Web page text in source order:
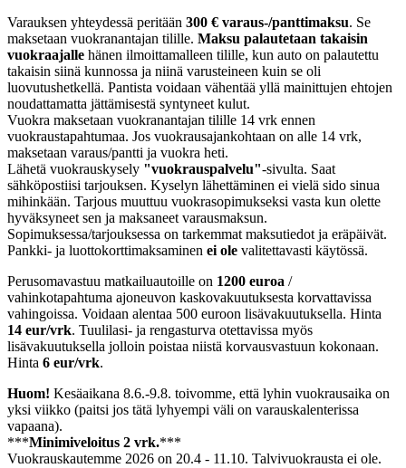
Varauksen yhteydessä peritään 300 € varaus-/panttimaksu. Se
maksetaan vuokranantajan tilille. Maksu palautetaan takaisin
vuokraajalle hänen ilmoittamalleen tilille, kun auto on palautettu
takaisin siinä kunnossa ja niinä varusteineen kuin se oli
luovutushetkellä. Pantista voidaan vähentää yllä mainittujen ehtojen
noudattamatta jättämisestä syntyneet kulut.
Vuokra maksetaan vuokranantajan tilille 14 vrk ennen
vuokraustapahtumaa. Jos vuokrausajankohtaan on alle 14 vrk,
maksetaan varaus/pantti ja vuokra heti.
Lähetä vuokrauskysely "vuokrauspalvelu"-sivulta. Saat
sähköpostiisi tarjouksen. Kyselyn lähettäminen ei vielä sido sinua
mihinkään. Tarjous muuttuu vuokrasopimukseksi vasta kun olette
hyväksyneet sen ja maksaneet varausmaksun.
Sopimuksessa/tarjouksessa on tarkemmat maksutiedot ja eräpäivät.
Pankki- ja luottokorttimaksaminen ei ole valitettavasti käytössä.
Perusomavastuu matkailuautoille on 1200 euroa /
vahinkotapahtuma ajoneuvon kaskovakuutuksesta korvattavissa
vahingoissa. Voidaan alentaa 500 euroon lisävakuutuksella. Hinta
14 eur/vrk. Tuulilasi- ja rengasturva otettavissa myös
lisävakuutuksella jolloin poistaa niistä korvausvastuun kokonaan.
Hinta 6 eur/vrk.
Huom! Kesäaikana 8.6.-9.8. toivomme, että lyhin vuokrausaika on
yksi viikko (paitsi jos tätä lyhyempi väli on varauskalenterissa
vapaana).
***Minimiveloitus 2 vrk.***
Vuokrauskautemme 2026 on 20.4 - 11.10. Talvivuokrausta ei ole.